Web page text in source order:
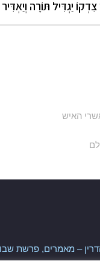
יַגְדִּיל תּוֹרָה וְיַאְדִּיר
האיש
– מאמרים, פרשת